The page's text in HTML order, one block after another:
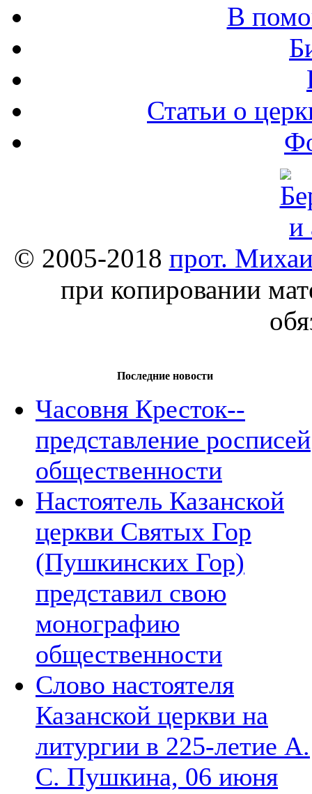
В
Статьи о
© 2005-2018 прот.
при копировании
Последние новости
Часовня Кресток--
представление росписей
общественности
Настоятель Казанской
церкви Святых Гор
(Пушкинских Гор)
представил свою
монографию
общественности
Слово настоятеля
Казанской церкви на
литургии в 225-летие А.
С. Пушкина, 06 июня